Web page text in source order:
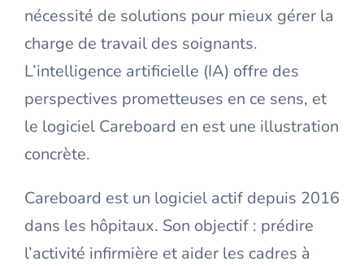
nécessité de solutions pour mieux gérer la
charge de travail des soignants.
L’intelligence artificielle (IA) offre des
perspectives prometteuses en ce sens, et
le logiciel Careboard en est une illustration
concrète.
Careboard est un logiciel actif depuis 2016
dans les hôpitaux. Son objectif : prédire
l’activité infirmière et aider les cadres à